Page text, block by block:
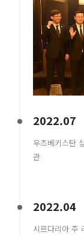
2022.07
우즈베키스탄
관
2022.04
시르다리아 주